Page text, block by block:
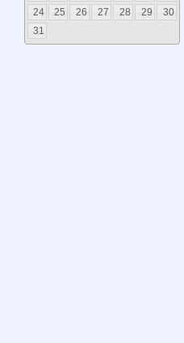
24
25 26 27 28 29
30
31